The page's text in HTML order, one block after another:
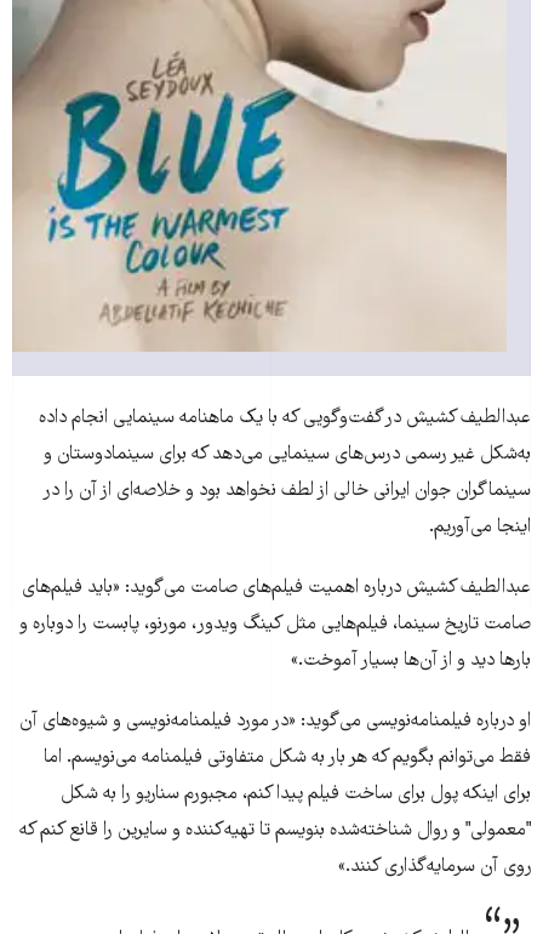
عبدالطیف کشیش در گفت‌وگویی که با یک ماهنامه سینمایی انجام داده
به‌شکل غیر رسمی درس‌های سینمایی می‌دهد که برای سینمادوستان و
سینماگران جوان ایرانی خالی از لطف نخواهد بود و خلاصه‌ای از آن را در
اینجا می‌آوریم.
عبدالطیف کشیش درباره اهمیت فیلم‌های صامت می‌گوید: «باید فیلم‌های
صامت تاریخ سینما، فیلم‌هایی مثل کینگ ویدور، مورنو، پابست را دوباره و
بار‌ها دید و از آن‌ها بسیار آموخت.»
او درباره فیلمنامه‌نویسی می‌گوید: «در مورد فیلمنامه‌نویسی و شیوه‌های آن
فقط می‌توانم بگویم که هر بار به شکل متفاوتی فیلمنامه می‌نویسم. اما
برای اینکه پول برای ساخت فیلم پیدا کنم، مجبورم سناریو را به شکل
"معمولی" و روال شناخته‌شده بنویسم تا تهیه‌کننده و سایرین را قانع کنم که
روی آن سرمایه‌گذاری کنند.»